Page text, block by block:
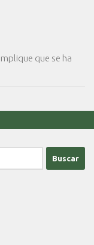
que se ha